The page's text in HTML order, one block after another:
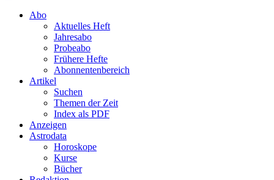
Abo
Aktuelles Heft
Jahresabo
Probeabo
Frühere Hefte
Abonnentenbereich
Artikel
Suchen
Themen der Zeit
Index als PDF
Anzeigen
Astrodata
Horoskope
Kurse
Bücher